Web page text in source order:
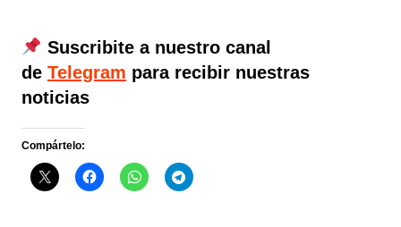
Suscribite a nuestro canal
de Telegram para recibir nuestras
noticias
Compártelo: